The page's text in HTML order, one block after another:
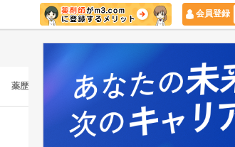
会員登録
薬歴 マイナ保険証